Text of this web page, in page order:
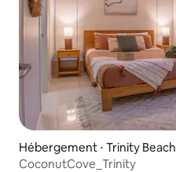
Hébergement ⋅ Trinity Beach
CoconutCove_Trinity